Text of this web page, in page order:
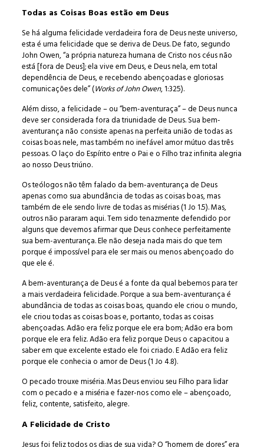
Todas as Coisas Boas estão em Deus
Se há alguma felicidade verdadeira fora de Deus neste universo,
esta é uma felicidade que se deriva de Deus. De fato, segundo
John Owen, “a própria natureza humana de Cristo nos céus não
está [fora de Deus]; ela vive em Deus, e Deus nela, em total
dependência de Deus, e recebendo abençoadas e gloriosas
comunicações dele” (Works of John Owen, 1:325).
Além disso, a felicidade – ou “bem-aventuraça” – de Deus nunca
deve ser considerada fora da triunidade de Deus. Sua bem-
aventurança não consiste apenas na perfeita união de todas as
coisas boas nele, mas também no inefável amor mútuo das três
pessoas. O laço do Espírito entre o Pai e o Filho traz infinita alegria
ao nosso Deus triúno.
Os teólogos não têm falado da bem-aventurança de Deus
apenas como sua abundância de todas as coisas boas, mas
também de ele sendo livre de todas as misérias (1 Jo 1.5). Mas,
outros não pararam aqui. Tem sido tenazmente defendido por
alguns que devemos afirmar que Deus conhece perfeitamente
sua bem-aventurança. Ele não deseja nada mais do que tem
porque é impossível para ele ser mais ou menos abençoado do
que ele é.
A bem-aventurança de Deus é a fonte da qual bebemos para ter
a mais verdadeira felicidade. Porque a sua bem-aventurança é
abundância de todas as coisas boas, quando ele criou o mundo,
ele criou todas as coisas boas e, portanto, todas as coisas
abençoadas. Adão era feliz porque ele era bom; Adão era bom
porque ele era feliz. Adão era feliz porque Deus o capacitou a
saber em que excelente estado ele foi criado. E Adão era feliz
porque ele conhecia o amor de Deus (1 Jo 4.8).
O pecado trouxe miséria. Mas Deus enviou seu Filho para lidar
com o pecado e a miséria e fazer-nos como ele – abençoado,
feliz, contente, satisfeito, alegre.
A Felicidade de Cristo